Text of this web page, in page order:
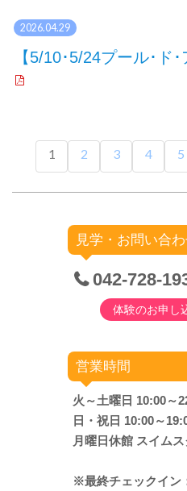
2026.04.29
【5/10･5/24プール･ド
1 2 3 4 5
見学・お問い合
042-728-
体験のお申し
営業時間
火～土曜日 10:00～
日・祝日 10:00～
月曜日休館 スイム
※最終チェックイン